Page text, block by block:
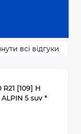
всі відгуки
R21 [109] H
ALPIN 5 suv *